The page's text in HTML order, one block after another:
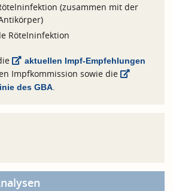
(zusammen mit der
Rötelninfektion
aktuellen Impf-Empfehlungen
Impfkommission sowie die
des GBA.